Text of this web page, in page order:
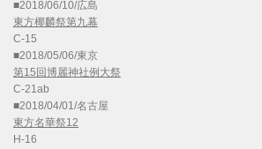
■2018/06/10/広島
東方椰麟祭第九幕
C-15
■2018/05/06/東京
第15回博麗神社例大祭
C-21ab
■2018/04/01/名古屋
東方名華祭12
H-16